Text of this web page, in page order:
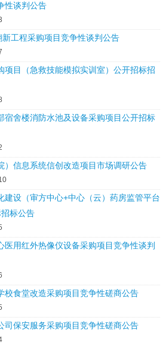
性谈判公告
工程采购项目竞争性谈判公告
项目（急救技能模拟实训室）公开招标招
宿舍楼消防水池及设备采购项目公开招标
）信息系统信创改造项目市场调研公告
建设（审方中心+中心（云）药房监管平台
标公告
医用红外热像仪设备采购项目竞争性谈判
校食堂改造采购项目竞争性磋商公告
司保安服务采购项目竞争性磋商公告